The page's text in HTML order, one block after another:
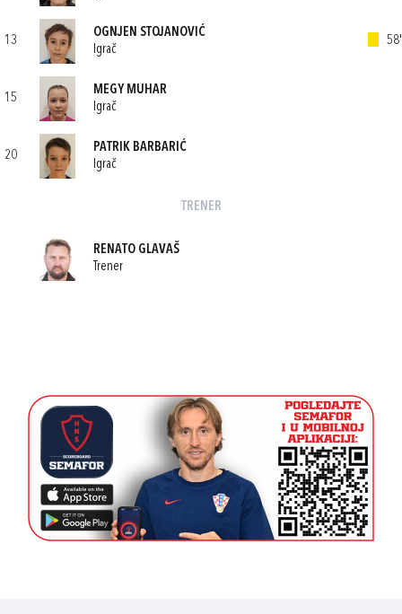
13
OGNJEN STOJANOVIĆ
Igrač
58'
15
MEGY MUHAR
Igrač
20
PATRIK BARBARIĆ
Igrač
TRENER
RENATO GLAVAŠ
Trener